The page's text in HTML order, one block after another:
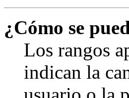
¿Cómo se
Los rangos
indican la